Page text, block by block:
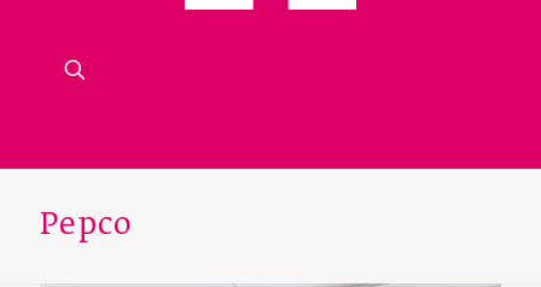
Pepco